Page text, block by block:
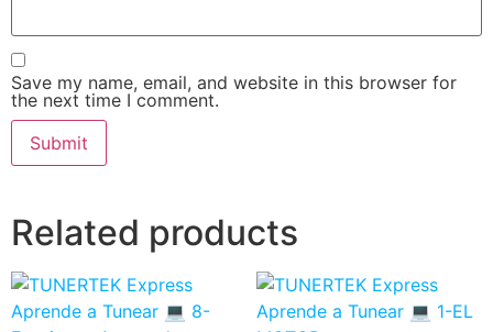
Save my name, email, and website in this browser for
the next time I comment.
Related products